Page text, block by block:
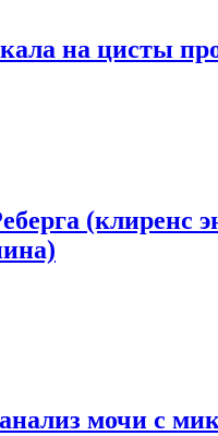
на цисты
(клиренс
мочи с